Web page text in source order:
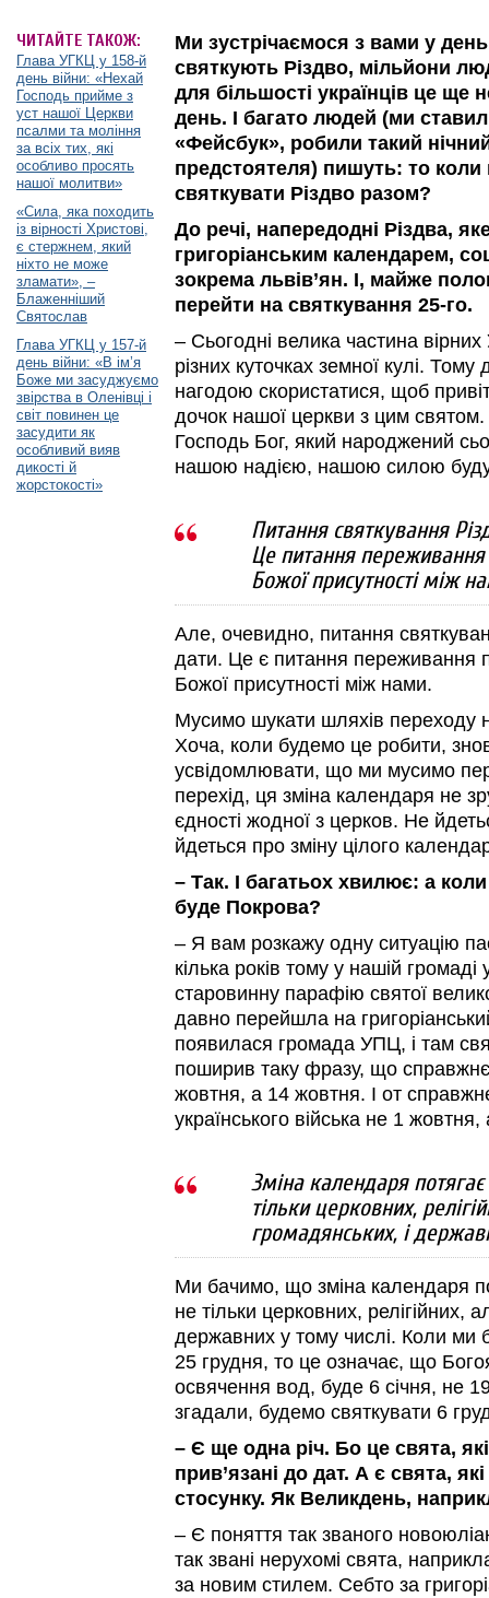
ЧИТАЙТЕ ТАКОЖ:
Глава УГКЦ у 158-й
день війни: «Нехай
Господь прийме з
уст нашої Церкви
псалми та моління
за всіх тих, які
особливо просять
нашої молитви»
«Сила, яка походить
із вірності Христові,
є стержнем, який
ніхто не може
зламати», –
Блаженніший
Святослав
Глава УГКЦ у 157-й
день війни: «В ім’я
Боже ми засуджуємо
звірства в Оленівці і
світ повинен це
засудити як
особливий вияв
дикості й
жорстокості»
Ми зустрічаємося з вами у
святкують Різдво, мільйони
для більшості українців це ще
день. І багато людей (ми
«Фейсбук», робили такий
предстоятеля) пишуть: то
святкувати Різдво разом?
До речі, напередодні Різдва,
григоріанським календарем,
зокрема львів’ян. І, майже
перейти на святкування 25-го.
– Сьогодні велика частина
різних куточках земної кулі. Тому
нагодою скористатися, щоб
дочок нашої церкви з цим
Господь Бог, який народжений
нашою надією, нашою силою
Питання святкування
Це питання переживання
Божої присутності між
Але, очевидно, питання
дати. Це є питання переживання
Божої присутності між нами.
Мусимо шукати шляхів переходу
Хоча, коли будемо це робити,
усвідомлювати, що ми мусимо
перехід, ця зміна календаря не
єдності жодної з церков. Не
йдеться про зміну цілого
– Так. І багатьох хвилює: а
буде Покрова?
– Я вам розкажу одну ситуацію
кілька років тому у нашій
старовинну парафію святої
давно перейшла на
появилася громада УПЦ, і там
поширив таку фразу, що
жовтня, а 14 жовтня. І от
українського війська не 1
Зміна календаря
тільки церковних,
громадянських, і
Ми бачимо, що зміна календаря
не тільки церковних, релігійних,
державних у тому числі. Коли ми
25 грудня, то це означає, що
освячення вод, буде 6 січня, не
згадали, будемо святкувати 6
– Є ще одна річ. Бо це свята,
прив’язані до дат. А є свята,
стосунку. Як Великдень,
– Є поняття так званого
так звані нерухомі свята,
за новим стилем. Себто за